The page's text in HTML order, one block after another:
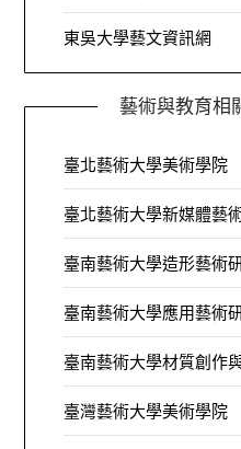
東吳大學藝文資訊網
藝術與教育相
臺北藝術大學美術學院
臺北藝術大學新媒體藝
臺南藝術大學造形藝術
臺南藝術大學應用藝術
臺南藝術大學材質創作
臺灣藝術大學美術學院